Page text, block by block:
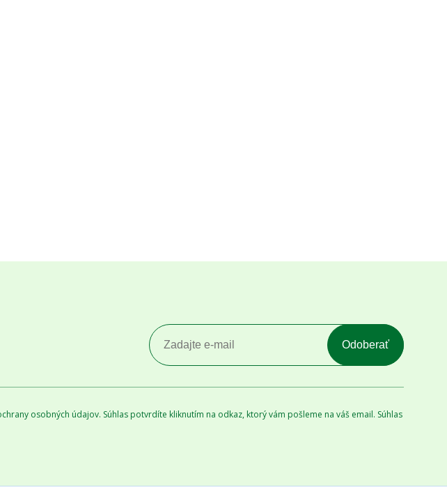
Odoberať
osobných údajov. Súhlas potvrdíte kliknutím na odkaz, ktorý vám pošleme na váš email. Súhlas